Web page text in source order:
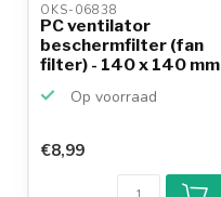
OKS-06838
PC ventilator
beschermfilter (fan
filter) - 140 x 140 mm
Op voorraad
€8,99